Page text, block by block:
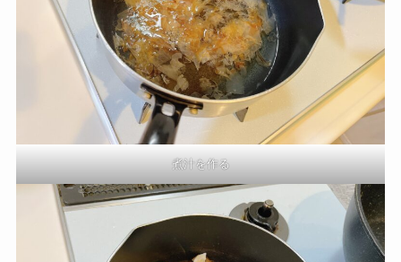
煮汁を作る